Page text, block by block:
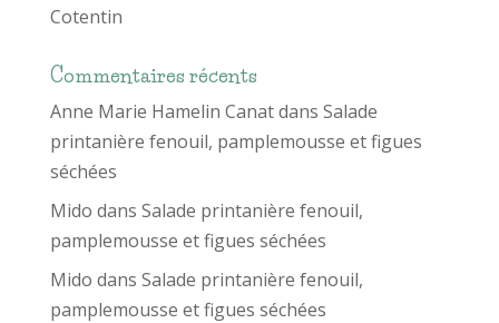
Cotentin
Commentaires récents
Anne Marie Hamelin Canatdans Salade
printanière fenouil, pamplemousse et figues
séchées
Mido dans Salade printanière fenouil,
pamplemousse et figues séchées
Mido dans Salade printanière fenouil,
pamplemousse et figues séchées